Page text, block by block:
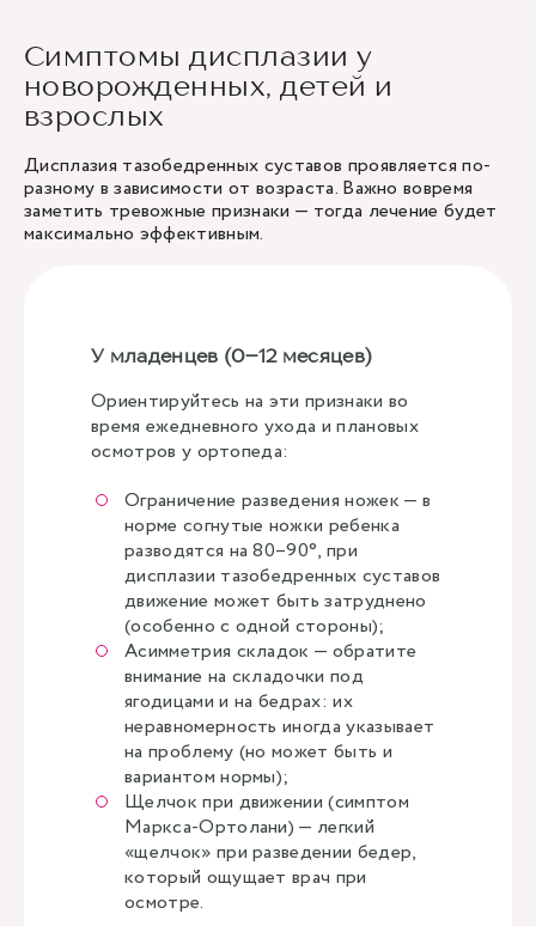
Симптомы дисплазии у
новорожденных, детей и
взрослых
Дисплазия тазобедренных суставов проявляется по-
разному в зависимости от возраста. Важно вовремя
заметить тревожные признаки — тогда лечение будет
максимально эффективным.
У младенцев (0–12 месяцев)
Ориентируйтесь на эти признаки во
время ежедневного ухода и плановых
осмотров у ортопеда:
Ограничение разведения ножек — в
норме согнутые ножки ребенка
разводятся на 80–90°, при
дисплазии тазобедренных суставов
движение может быть затруднено
(особенно с одной стороны);
Асимметрия складок — обратите
внимание на складочки под
ягодицами и на бедрах: их
неравномерность иногда указывает
на проблему (но может быть и
вариантом нормы);
Щелчок при движении (симптом
Маркса-Ортолани) — легкий
«щелчок» при разведении бедер,
который ощущает врач при
осмотре.